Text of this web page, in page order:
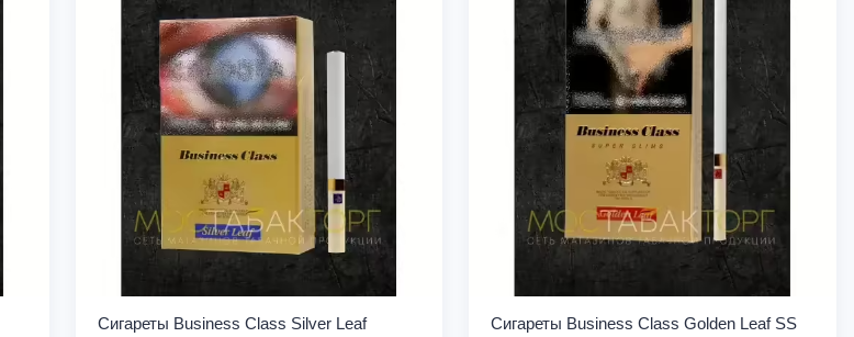
Сигареты Business Class Silver Leaf Сигареты Business Class Golden Leaf SS